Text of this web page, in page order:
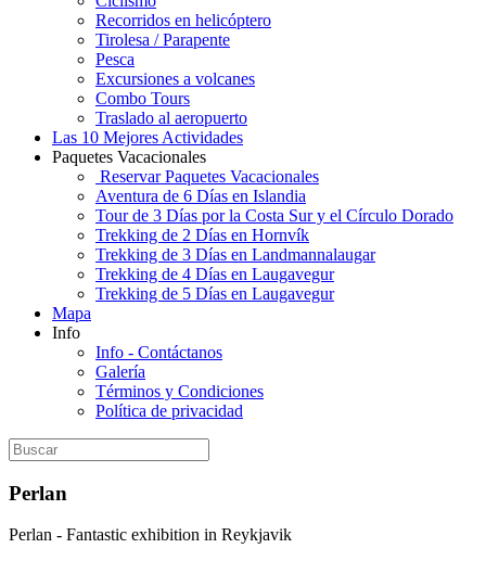
Recorridos en helicóptero
Tirolesa / Parapente
Pesca
Excursiones a volcanes
Combo Tours
Traslado al aeropuerto
Las 10 Mejores Actividades
Paquetes Vacacionales
Reservar Paquetes Vacacionales
Aventura de 6 Días en Islandia
Tour de 3 Días por la Costa Sur y el Círculo Dorado
Trekking de 2 Días en Hornvík
Trekking de 3 Días en Landmannalaugar
Trekking de 4 Días en Laugavegur
Trekking de 5 Días en Laugavegur
Mapa
Info
Info - Contáctanos
Galería
Términos y Condiciones
Política de privacidad
Perlan
Perlan - Fantastic exhibition in Reykjavik